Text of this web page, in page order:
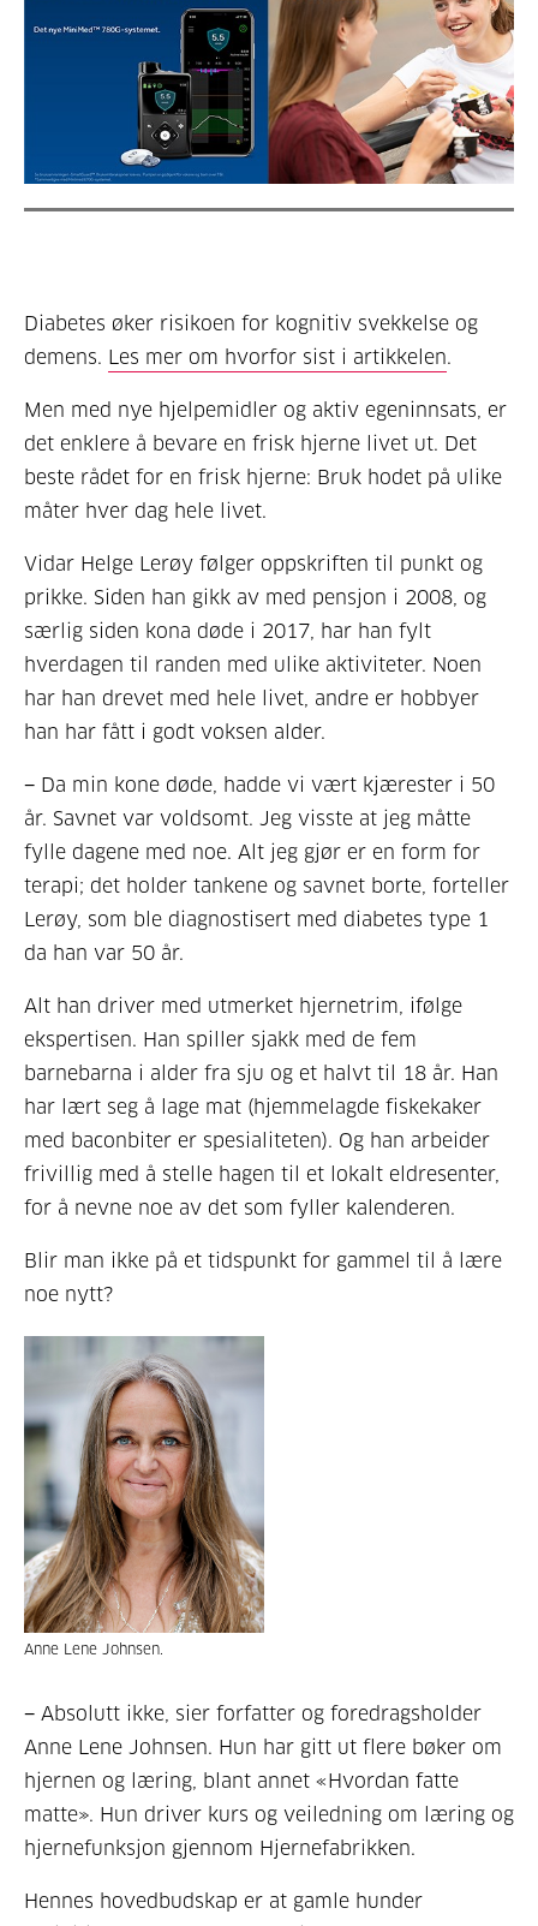
Diabetes øker risikoen for kognitiv svekkelse og
demens. Les mer om hvorfor sist i artikkelen.
Men med nye hjelpemidler og aktiv egeninnsats, er
det enklere å bevare en frisk hjerne livet ut. Det
beste rådet for en frisk hjerne: Bruk hodet på ulike
måter hver dag hele livet.
Vidar Helge Lerøy følger oppskriften til punkt og
prikke. Siden han gikk av med pensjon i 2008, og
særlig siden kona døde i 2017, har han fylt
hverdagen til randen med ulike aktiviteter. Noen
har han drevet med hele livet, andre er hobbyer
han har fått i godt voksen alder.
− Da min kone døde, hadde vi vært kjærester i 50
år. Savnet var voldsomt. Jeg visste at jeg måtte
fylle dagene med noe. Alt jeg gjør er en form for
terapi; det holder tankene og savnet borte, forteller
Lerøy, som ble diagnostisert med diabetes type 1
da han var 50 år.
Alt han driver med utmerket hjernetrim, ifølge
ekspertisen. Han spiller sjakk med de fem
barnebarna i alder fra sju og et halvt til 18 år. Han
har lært seg å lage mat (hjemmelagde fiskekaker
med baconbiter er spesialiteten). Og han arbeider
frivillig med å stelle hagen til et lokalt eldresenter,
for å nevne noe av det som fyller kalenderen.
Blir man ikke på et tidspunkt for gammel til å lære
noe nytt?
Anne Lene Johnsen.
− Absolutt ikke, sier forfatter og foredragsholder
Anne Lene Johnsen. Hun har gitt ut flere bøker om
hjernen og læring, blant annet «Hvordan fatte
matte». Hun driver kurs og veiledning om læring og
hjernefunksjon gjennom Hjernefabrikken.
Hennes hovedbudskap er at gamle hunder